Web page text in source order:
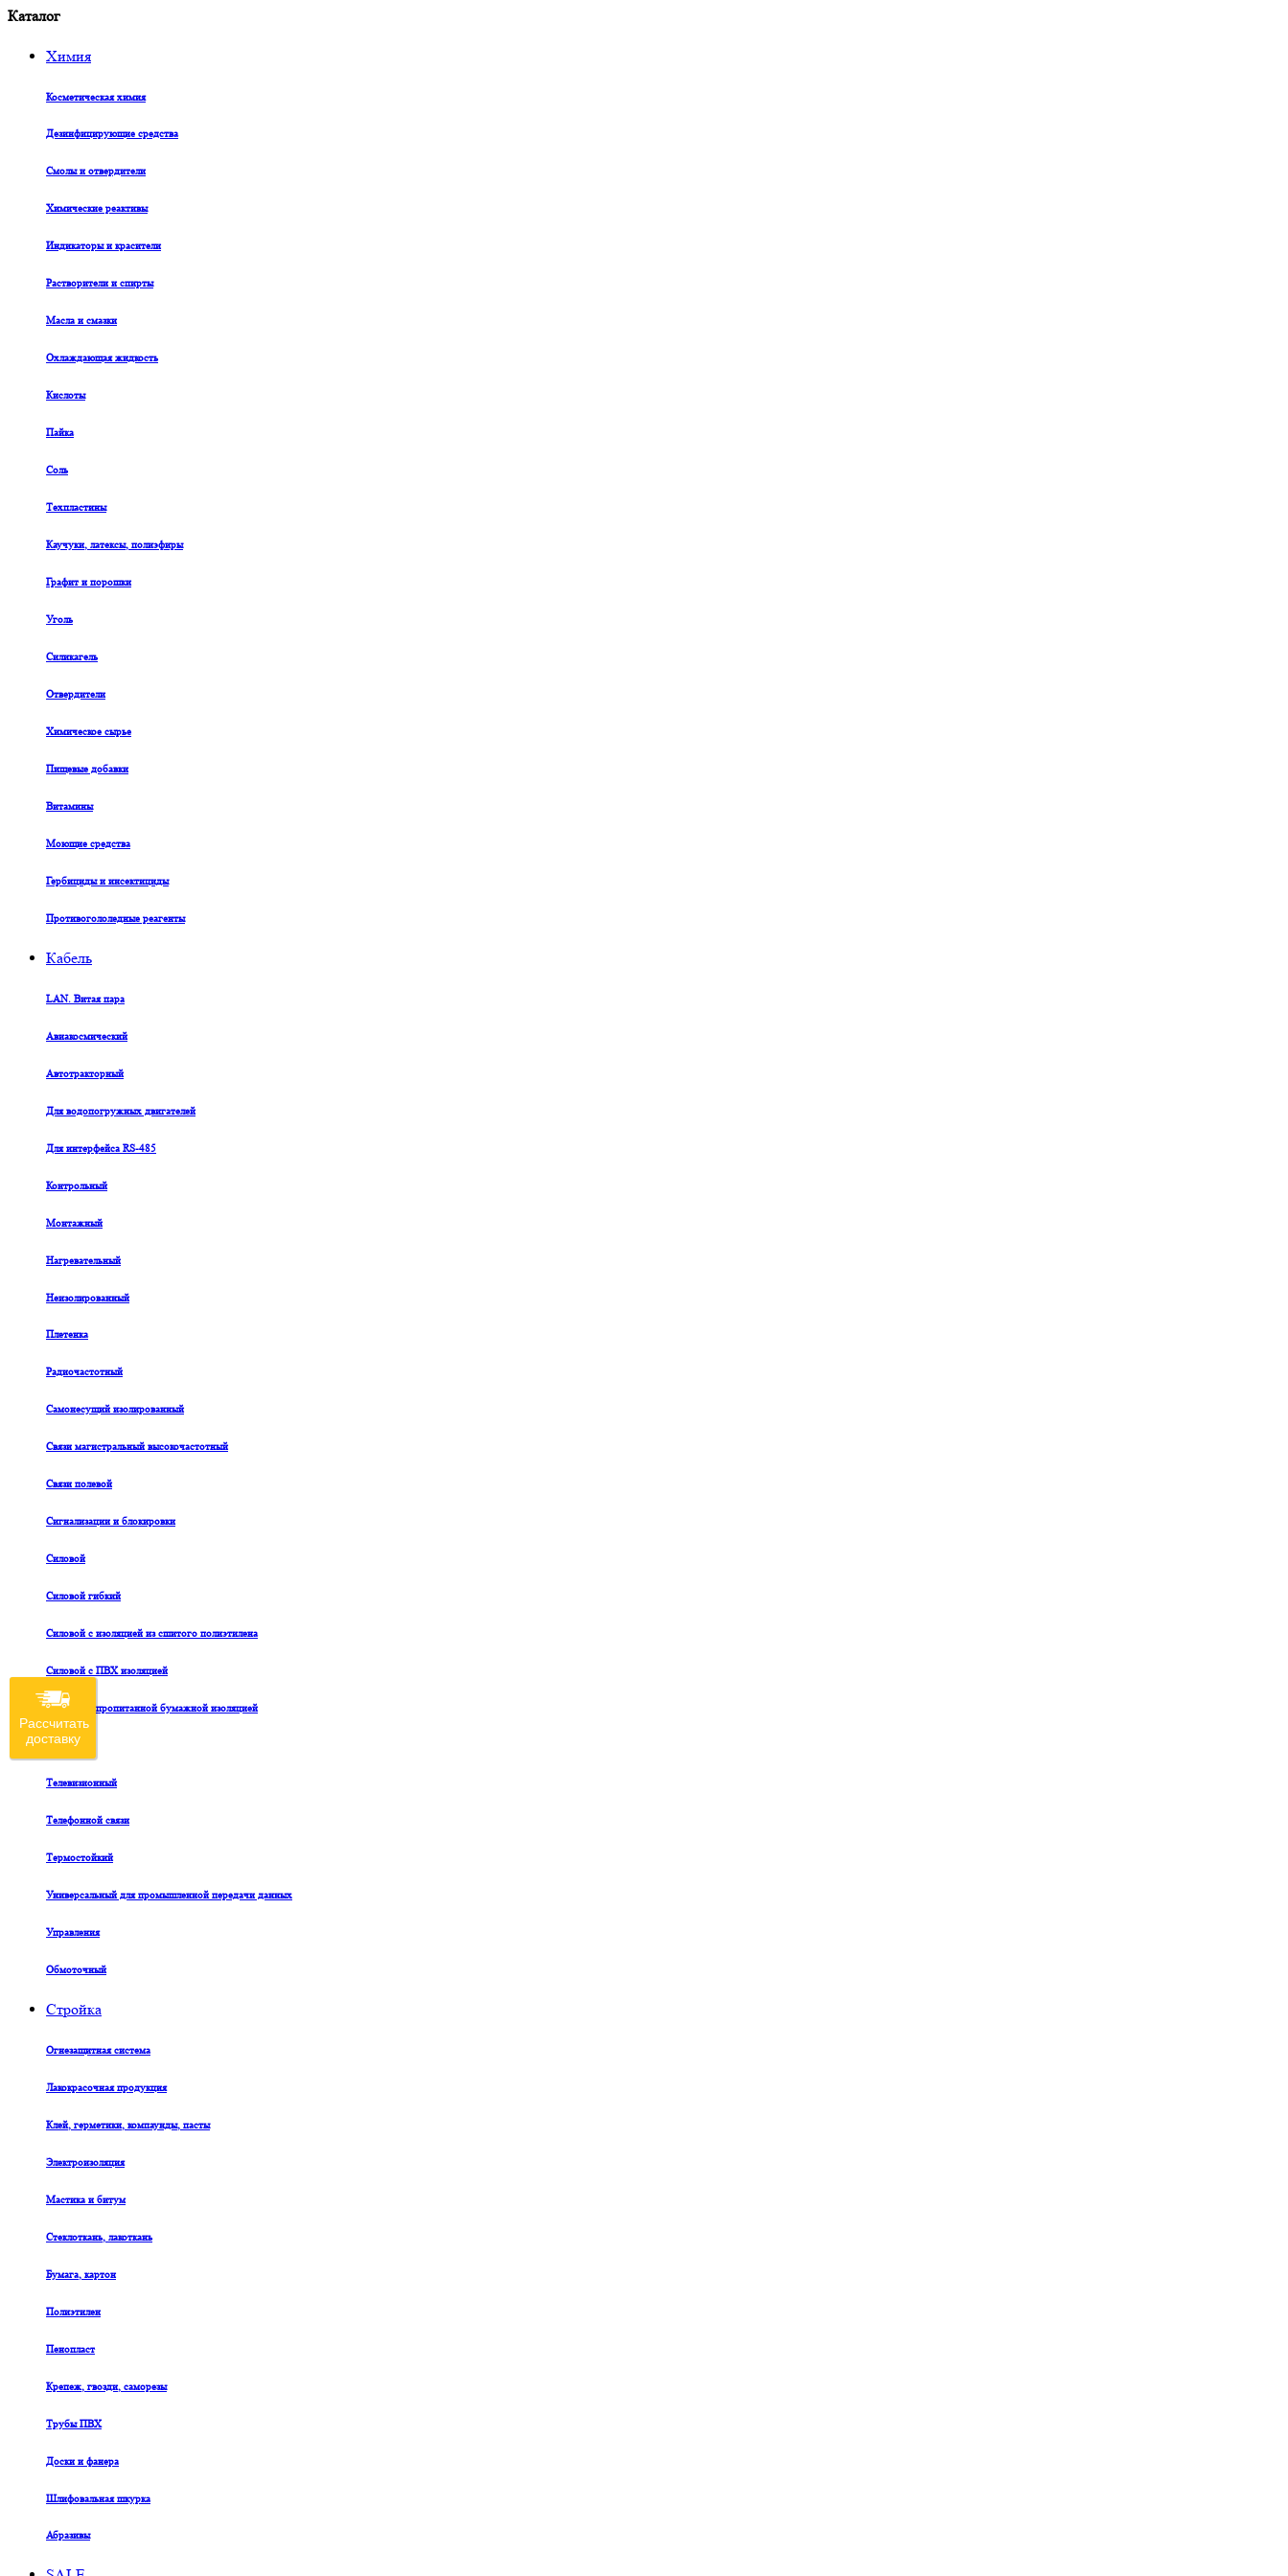
Каталог
Химия
Косметическая химия
Дезинфицирующие средства
Смолы и отвердители
Химические реактивы
Индикаторы и красители
Растворители и спирты
Масла и смазки
Охлаждающая жидкость
Кислоты
Пайка
Соль
Техпластины
Каучуки, латексы, полиэфиры
Графит и порошки
Уголь
Силикагель
Отвердители
Химическое сырье
Пищевые добавки
Витамины
Моющие средства
Гербициды и инсектициды
Противогололедные реагенты
Кабель
LAN. Витая пара
Авиакосмический
Автотракторный
Для водопогружных двигателей
Для интерфейса RS-485
Контрольный
Монтажный
Нагревательный
Неизолированный
Плетенка
Радиочастотный
Самонесущий изолированный
Связи магистральный высокочастотный
Связи полевой
Сигнализации и блокировки
Силовой
Силовой гибкий
Силовой с изоляцией из сшитого полиэтилена
Силовой с ПВХ изоляцией
Силовой с пропитанной бумажной изоляцией
Судовой
Телевизионный
Телефонной связи
Термостойкий
Универсальный для промышленной передачи данных
Управления
Обмоточный
Стройка
Огнезащитная система
Лакокрасочная продукция
Клей, герметики, компаунды, пасты
Электроизоляция
Мастика и битум
Стеклоткань, лакоткань
Бумага, картон
Полиэтилен
Пенопласт
Крепеж, гвозди, саморезы
Трубы ПВХ
Доски и фанера
Шлифовальная шкурка
Абразивы
Рассчитать
доставку